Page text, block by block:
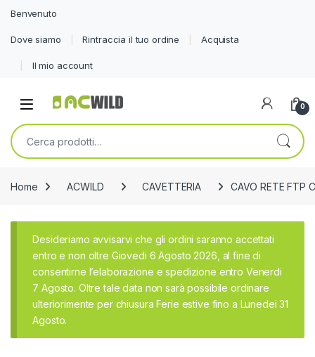
Benvenuto
Dove siamo Rintraccia il tuo ordine Acquista
Il mio account
0
Cerca:
Home ACWILD CAVETTERIA CAVO RETE FTP
Desideriamo avvisarvi che gli ordini saranno accettati
entro e non oltre Giovedi 6 Agosto 2026, al fine di
consentirne l’elaborazione e spedizione entro Venerdi
7 Agosto. Oltre tale data non sarà possibile ordinare
ulteriorimente per chiusura Ferie estive fino a Lunedei 31
Agosto.